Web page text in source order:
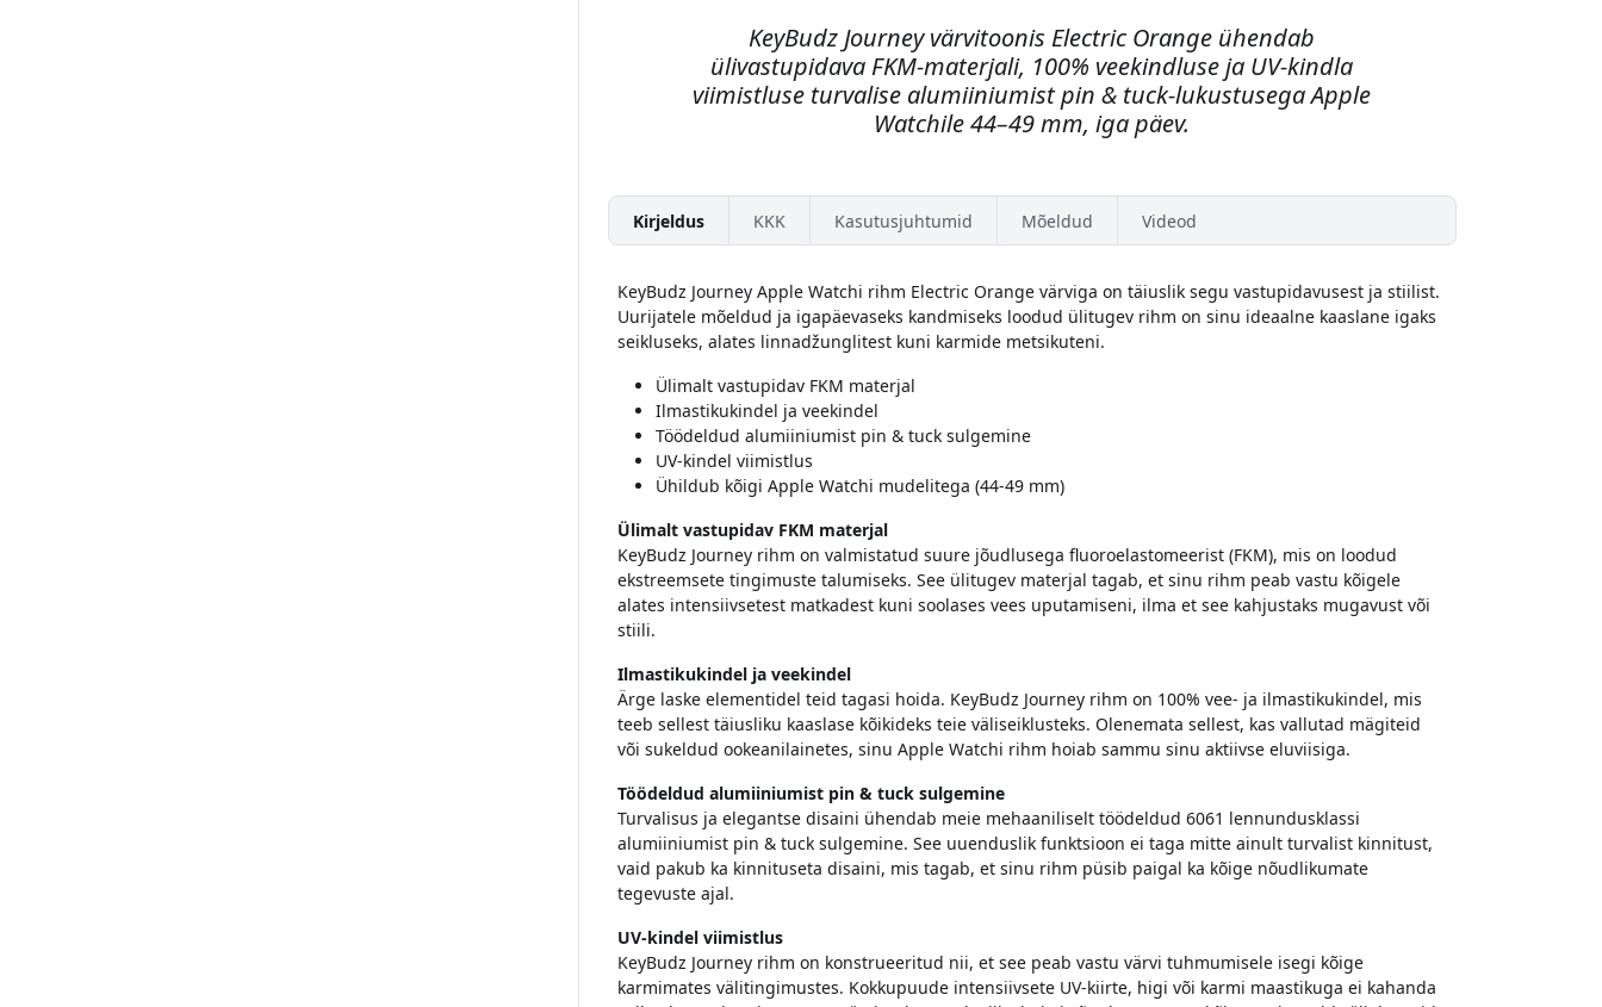
KeyBudz Journey värvitoonis Electric Orange ühendab
ülivastupidava FKM-materjali, 100% veekindluse ja UV-kindla
viimistluse turvalise alumiiniumist pin & tuck-lukustusega Apple
Watchile 44–49 mm, iga päev.
Kirjeldus KKK Kasutusjuhtumid Mõeldud Videod
KeyBudz Journey Apple Watchi rihm Electric Orange värviga on täiuslik segu vastupidavusest ja stiilist.
Uurijatele mõeldud ja igapäevaseks kandmiseks loodud ülitugev rihm on sinu ideaalne kaaslane igaks
seikluseks, alates linnadžunglitest kuni karmide metsikuteni.
Ülimalt vastupidav FKM materjal
Ilmastikukindel ja veekindel
Töödeldud alumiiniumist pin & tuck sulgemine
UV-kindel viimistlus
Ühildub kõigi Apple Watchi mudelitega (44-49 mm)
Ülimalt vastupidav FKM materjal
KeyBudz Journey rihm on valmistatud suure jõudlusega fluoroelastomeerist (FKM), mis on loodud
ekstreemsete tingimuste talumiseks. See ülitugev materjal tagab, et sinu rihm peab vastu kõigele
alates intensiivsetest matkadest kuni soolases vees uputamiseni, ilma et see kahjustaks mugavust või
stiili.
Ilmastikukindel ja veekindel
Ärge laske elementidel teid tagasi hoida. KeyBudz Journey rihm on 100% vee- ja ilmastikukindel, mis
teeb sellest täiusliku kaaslase kõikideks teie väliseiklusteks. Olenemata sellest, kas vallutad mägiteid
või sukeldud ookeanilainetes, sinu Apple Watchi rihm hoiab sammu sinu aktiivse eluviisiga.
Töödeldud alumiiniumist pin & tuck sulgemine
Turvalisus ja elegantse disaini ühendab meie mehaaniliselt töödeldud 6061 lennundusklassi
alumiiniumist pin & tuck sulgemine. See uuenduslik funktsioon ei taga mitte ainult turvalist kinnitust,
vaid pakub ka kinnituseta disaini, mis tagab, et sinu rihm püsib paigal ka kõige nõudlikumate
tegevuste ajal.
UV-kindel viimistlus
KeyBudz Journey rihm on konstrueeritud nii, et see peab vastu värvi tuhmumisele isegi kõige
karmimates välitingimustes. Kokkupuude intensiivsete UV-kiirte, higi või karmi maastikuga ei kahanda